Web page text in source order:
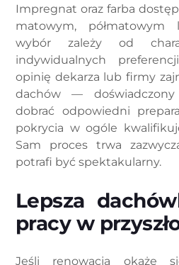
Impregnat oraz farba
matowym,
wybór zależy od
indywidualnych
opinię dekarza lub firmy
dachów — doświadczony
dobrać odpowiedni
pokrycia w ogóle
Sam proces trwa
potrafi być spektakularny.
Lepsza
pracy w
Jeśli renowacja okaże